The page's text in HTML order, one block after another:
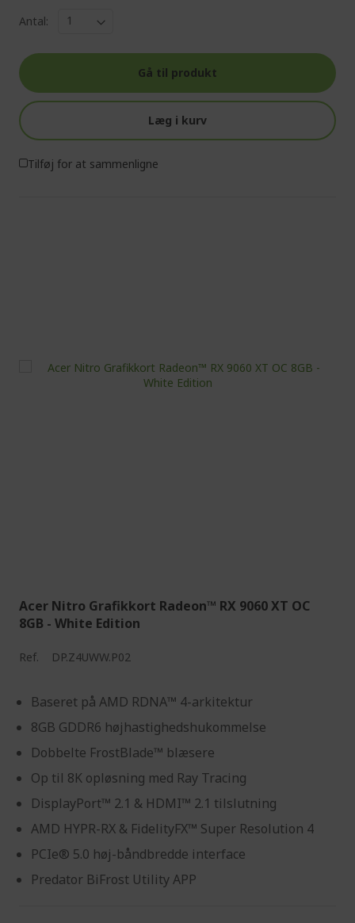
Antal:
Gå til produkt
Læg i kurv
Tilføj for at sammenligne
Acer Nitro Grafikkort Radeon™ RX 9060 XT OC
8GB - White Edition
Ref. DP.Z4UWW.P02
Baseret på AMD RDNA™ 4-arkitektur
8GB GDDR6 højhastighedshukommelse
Dobbelte FrostBlade™ blæsere
Op til 8K opløsning med Ray Tracing
DisplayPort™ 2.1 & HDMI™ 2.1 tilslutning
AMD HYPR-RX & FidelityFX™ Super Resolution 4
PCIe® 5.0 høj-båndbredde interface
Predator BiFrost Utility APP